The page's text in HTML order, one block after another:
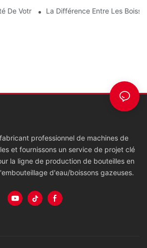
De Votre Machine ?La Différence Entre Les
professionnel de machines de
et fournissons un service de projet clé
la ligne de production de bouteilles en
d'eau/boissons gazeuses.